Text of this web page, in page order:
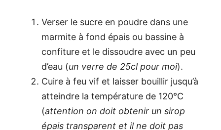
Verser le sucre en poudre dans une
marmite à fond épais ou bassine à
confiture et le dissoudre avec un peu
d’eau (un verre de 25cl pour moi).
Cuire à feu vif et laisser bouillir jusqu’à
atteindre la température de 120°C
(attention on doit obtenir un sirop
épais transparent et il ne doit pas